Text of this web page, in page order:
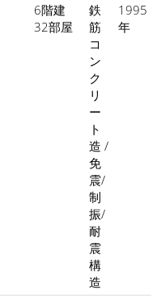
6階建
32部屋
鉄
筋
コ
ン
ク
リ
ー
ト
造 /
免
震/
制
振/
耐
震
構
造
1995
年